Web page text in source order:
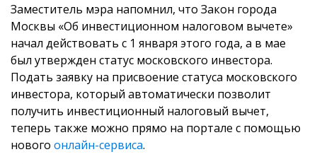
Заместитель мэра напомнил, что Закон города
Москвы «Об инвестиционном налоговом вычете»
начал действовать с 1 января этого года, а в мае
был утвержден статус московского инвестора.
Подать заявку на присвоение статуса московского
инвестора, который автоматически позволит
получить инвестиционный налоговый вычет,
теперь также можно прямо на портале с помощью
нового онлайн-сервиса.